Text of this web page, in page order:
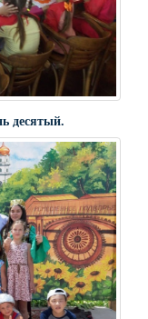
десятый.